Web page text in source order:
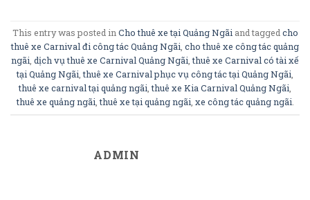
This entry was posted inCho thuê xe tại Quảng Ngãiand taggedcho
thuê xe Carnival đi công tác Quảng Ngãi, cho thuê xe công tác quảng
ngãi, dịch vụ thuê xe Carnival Quảng Ngãi,thuê xe Carnival có tài xế
tại Quảng Ngãi,thuê xe Carnival phục vụ công tác tại Quảng Ngãi,
thuê xe carnival tại quảng ngãi,thuê xe Kia Carnival Quảng Ngãi,
thuê xe quảng ngãi,thuê xe tại quảng ngãi, xe công tác quảng ngãi.
ADMIN